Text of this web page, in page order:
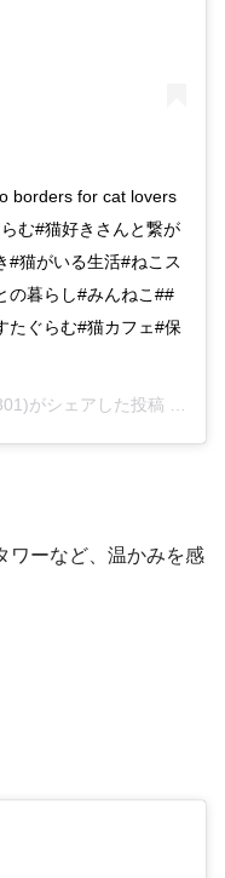
borders for cat lovers
む#猫好きさんと繋が
#猫がいる生活#ねこス
の暮らし#みんねこ##
たぐらむ#猫カフェ#保
がシェアした投稿 –
ワーなど、温かみを感